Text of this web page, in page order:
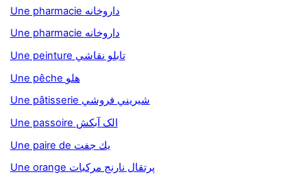
Une pharmacie داروخانه
Une pharmacie داروخانه
Une peinture تابلو نقاشي
Une pêche هلو
Une pâtisserie شيريني فروشي
Une passoire الک آبکش
Une paire de يك جفت
Une orange پرتقال نارنج مركبات